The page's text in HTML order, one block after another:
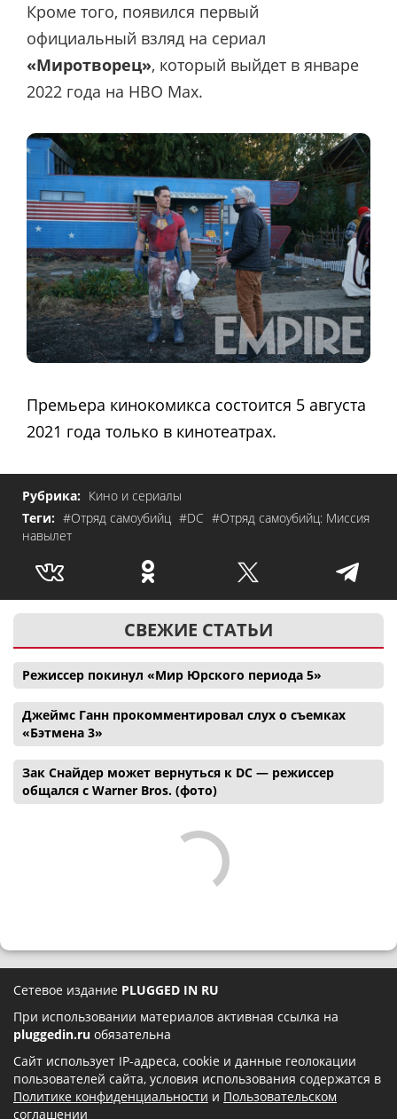
Кроме того, появился первый
официальный взляд на сериал
«Миротворец», который выйдет в январе
2022 года на HBO Max.
Премьера кинокомикса состоится 5 августа
2021 года только в кинотеатрах.
Рубрика: Кино и сериалы
Теги: #Отряд самоубийц #DC #Отряд самоубийц: Миссия
навылет
СВЕЖИЕ СТАТЬИ
Режиссер покинул «Мир Юрского периода 5»
Джеймс Ганн прокомментировал слух о съемках
«Бэтмена 3»
Зак Снайдер может вернуться к DC — режиссер
общался с Warner Bros. (фото)
Сетевое издание PLUGGED IN RU
При использовании материалов активная ссылка на
pluggedin.ru обязательна
Сайт использует IP-адреса, cookie и данные геолокации
пользователей сайта, условия использования содержатся в
Политике конфиденциальности и Пользовательском
соглашении